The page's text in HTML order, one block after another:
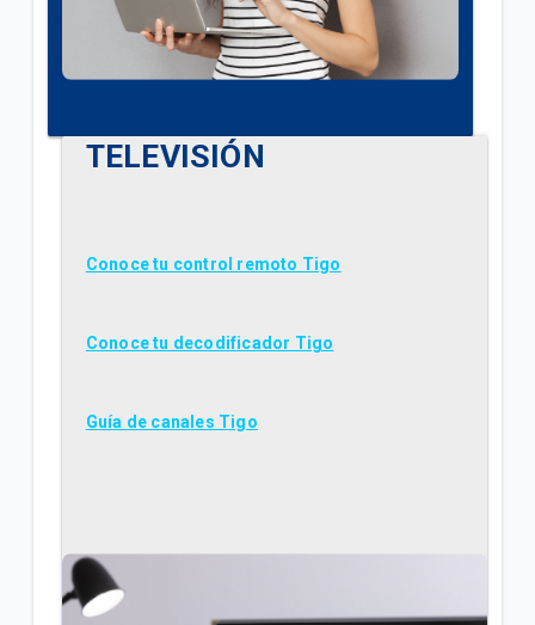
TELEVISIÓN
Conoce tu control remoto Tigo
Conoce tu decodificador Tigo
Guía de canales Tigo